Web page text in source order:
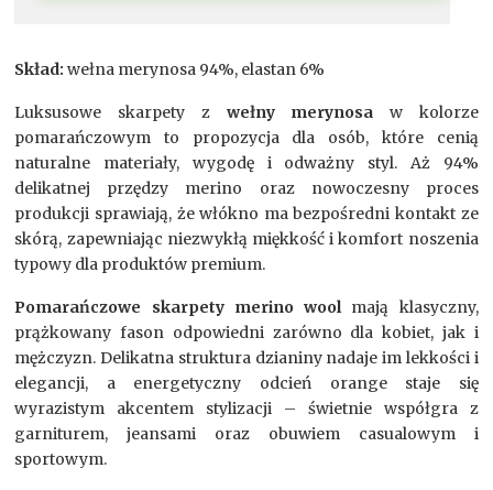
Skład: wełna merynosa 94%, elastan 6%
Luksusowe skarpety z wełny merynosa w kolorze
pomarańczowym to propozycja dla osób, które cenią
naturalne materiały, wygodę i odważny styl. Aż 94%
delikatnej przędzy merino oraz nowoczesny proces
produkcji sprawiają, że włókno ma bezpośredni kontakt ze
skórą, zapewniając niezwykłą miękkość i komfort noszenia
typowy dla produktów premium.
Pomarańczowe skarpety merino woolmają klasyczny,
prążkowany fason odpowiedni zarówno dla kobiet, jak i
mężczyzn. Delikatna struktura dzianiny nadaje im lekkości i
elegancji, a energetyczny odcień orange staje się
wyrazistym akcentem stylizacji – świetnie współgra z
garniturem, jeansami oraz obuwiem casualowym i
sportowym.